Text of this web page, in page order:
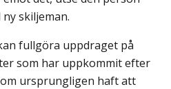
skiljeman.
fullgöra uppdraget på
som har uppkommit efter
ursprungligen haft att